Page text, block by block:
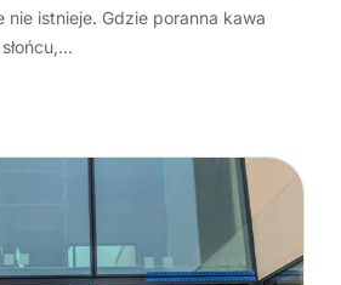
istnieje. Gdzie poranna kawa